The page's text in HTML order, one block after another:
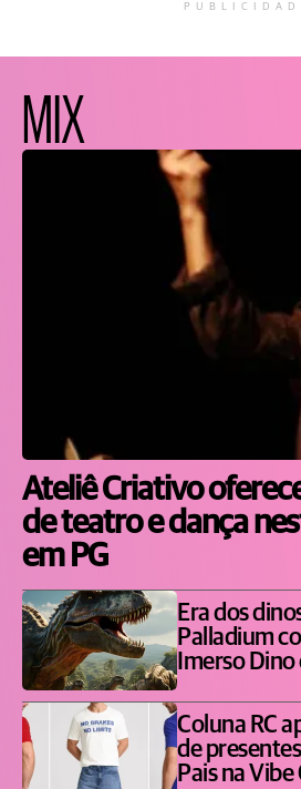
MIX
Ateliê Criativo
de teatro e dança
em PG
Era dos
Palladium
Imerso Dino
Coluna RC
de
Pais na